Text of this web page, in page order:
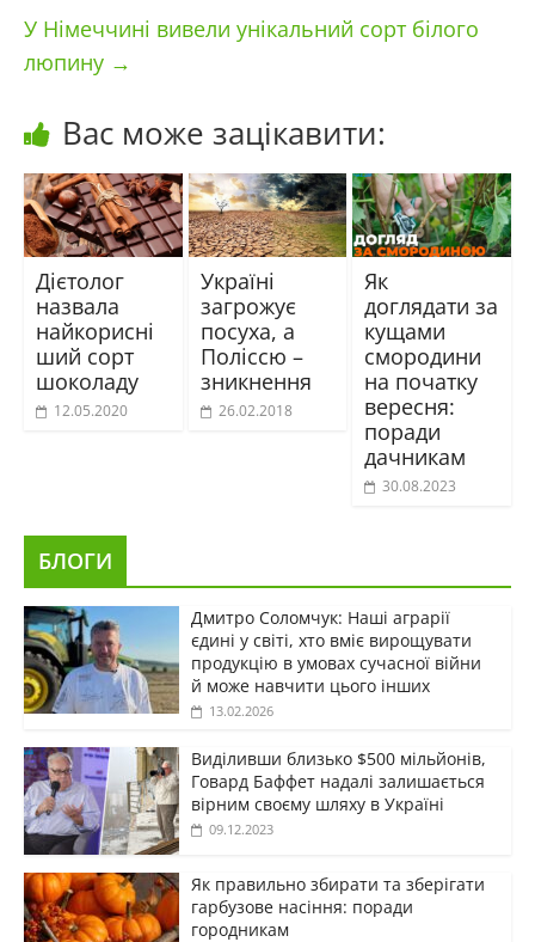
У Німеччині вивели унікальний сорт білого
люпину →
Вас може зацікавити:
Дієтолог
назвала
найкорисні
ший сорт
шоколаду
12.05.2020
Україні
загрожує
посуха, а
Поліссю –
зникнення
26.02.2018
Як
доглядати за
кущами
смородини
на початку
вересня:
поради
дачникам
30.08.2023
БЛОГИ
Дмитро Соломчук: Наші аграрії
єдині у світі, хто вміє вирощувати
продукцію в умовах сучасної війни
й може навчити цього інших
13.02.2026
Виділивши близько $500 мільйонів,
Говард Баффет надалі залишається
вірним своєму шляху в Україні
09.12.2023
Як правильно збирати та зберігати
гарбузове насіння: поради
городникам